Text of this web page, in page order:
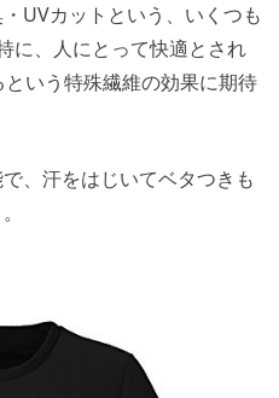
UVカットという、いくつも
に、人にとって快適とされ
いう特殊繊維の効果に期待
、汗をはじいてベタつきも